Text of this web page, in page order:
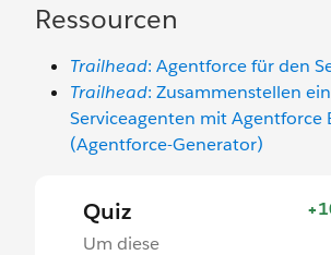
Ressourcen
Trailhead: Agentforce für den
Trailhead: Zusammenstellen
Serviceagenten mit Agentforce
(Agentforce-Generator)